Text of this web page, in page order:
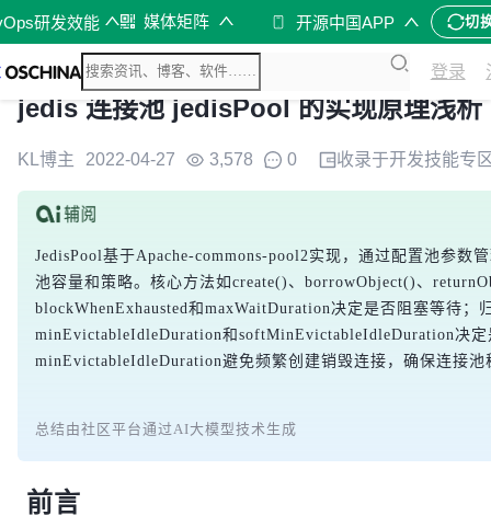
研发效能 媒体矩阵 开源中国APP 切
登录
jedis 连接池 jedisPool 的实现原理浅析
KL博主 2022-04-27 3,578 0 收录于开发技能专
JedisPool基于Apache-commons-pool2实现，通过配置池参
池容量和策略。核心方法如create()、borrowObject()、
blockWhenExhausted和maxWaitDuration决定是否阻塞等待
minEvictableIdleDuration和softMinEvictableIdleDuration决
minEvictableIdleDuration避免频繁创建销毁连接，确保连接池
总结由社区平台通过AI大模型技术生成
前言